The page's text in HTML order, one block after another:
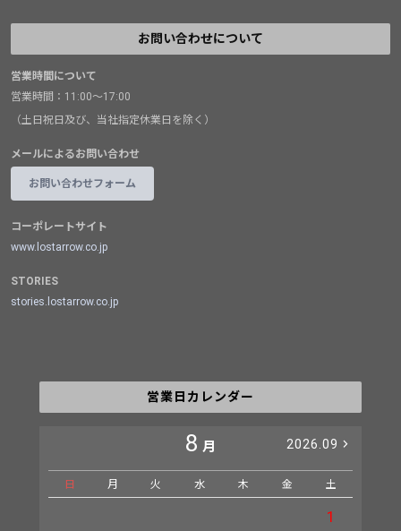
お問い合わせについて
営業時間について
営業時間：11:00～17:00
（土日祝日及び、当社指定休業日を除く）
メールによるお問い合わせ
お問い合わせフォーム
コーポレートサイト
www.lostarrow.co.jp
STORIES
stories.lostarrow.co.jp
営業日カレンダー
8 月 2026.09
日 月 火 水 木 金 土
1